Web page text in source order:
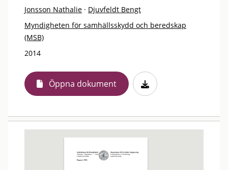
Jonsson Nathalie · Djuvfeldt Bengt
Myndigheten för samhällsskydd och beredskap
(MSB)
2014
Öppna dokument